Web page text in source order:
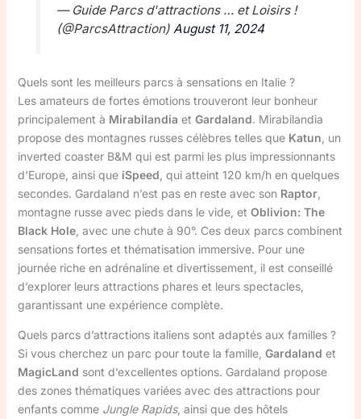
— Guide Parcs d'attractions … et Loisirs !
(@ParcsAttraction) August 11, 2024
Quels sont les meilleurs parcs à sensations en Italie ?
Les amateurs de fortes émotions trouveront leur bonheur
principalement à Mirabilandia et Gardaland. Mirabilandia
propose des montagnes russes célèbres telles que Katun , un
inverted coaster B&M qui est parmi les plus impressionnants
d’Europe, ainsi que iSpeed , qui atteint 120 km/h en quelques
secondes. Gardaland n’est pas en reste avec son Raptor,
montagne russe avec pieds dans le vide, et Oblivion: The
Black Hole, avec une chute à 90°. Ces deux parcs combinent
sensations fortes et thématisation immersive. Pour une
journée riche en adrénaline et divertissement, il est conseillé
d’explorer leurs attractions phares et leurs spectacles,
garantissant une expérience complète.
Quels parcs d’attractions italiens sont adaptés aux familles ?
Si vous cherchez un parc pour toute la famille, Gardaland et
MagicLand sont d’excellentes options. Gardaland propose
des zones thématiques variées avec des attractions pour
enfants comme Jungle Rapids, ainsi que des hôtels